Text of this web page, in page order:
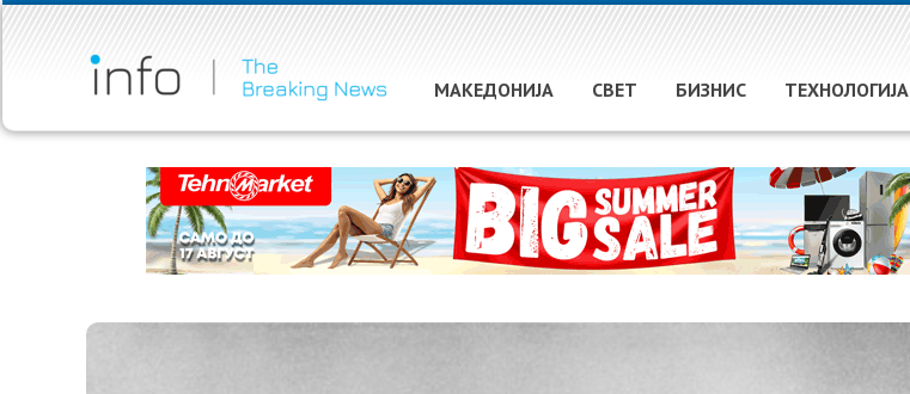
МАКЕДОНИЈА СВЕТ БИЗНИС ТЕХНОЛОГИЈА